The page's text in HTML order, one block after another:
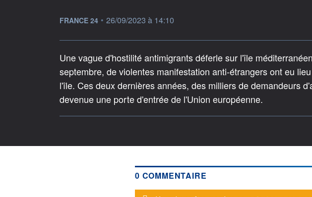
information fournie par
FRANCE 24 • 26/09/2023 à 14:10
Une vague d'hostilité antimigrants déferle sur l'île
septembre, de violentes manifestation anti-étrangers ont eu
l'île. Ces deux dernières années, des milliers de demandeurs
devenue une porte d'entrée de l'Union européenne.
0 COMMENTAIRE